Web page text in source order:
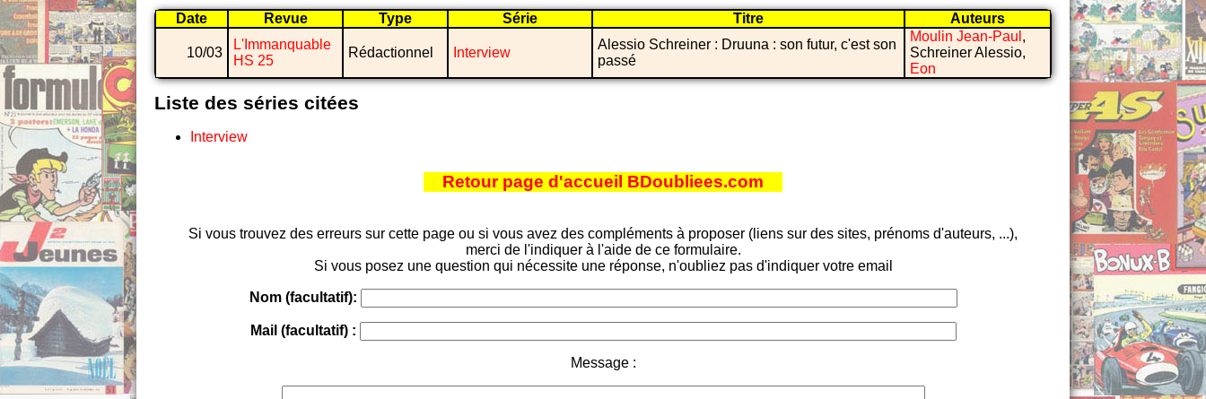
Date Revue Type Série Titre Auteurs
10/03
L'Immanquable
HS 25
Rédactionnel Interview
Alessio Schreiner : Druuna : son futur, c'est son
passé
Moulin Jean-Paul ,
Schreiner Alessio,
Eon
Liste des séries citées
Interview
Retour page d'accueil BDoubliees.com
Si vous trouvez des erreurs sur cette page ou si vous avez des compléments à proposer (liens sur des sites, prénoms d'auteurs, ...),
merci de l'indiquer à l'aide de ce formulaire.
Si vous posez une question qui nécessite une réponse, n'oubliez pas d'indiquer votre email
Nom (facultatif):
Mail (facultatif) :
Message :